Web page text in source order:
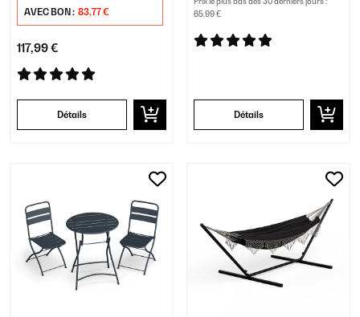
AVEC BON : 83,77 €
117,99 €
Détails
65,99 €
Détails